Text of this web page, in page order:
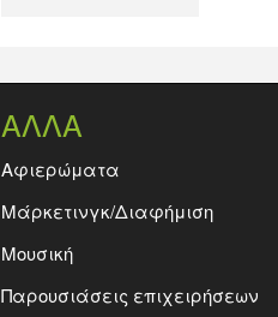
ΑΛΛΑ
Aφιερώματα
Μάρκετινγκ/Διαφήμιση
Μουσική
Παρουσιάσεις επιχειρήσεων